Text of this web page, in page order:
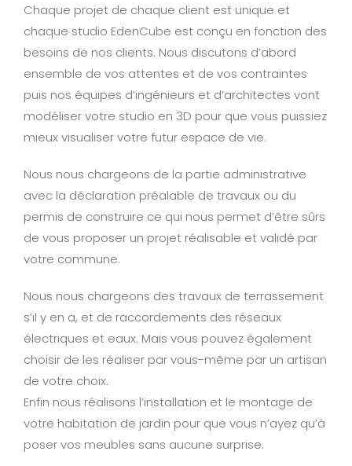
Chaque projet de chaque client est unique et
chaque studio EdenCube est conçu en fonction des
besoins de nos clients. Nous discutons d’abord
ensemble de vos attentes et de vos contraintes
puis nos équipes d’ingénieurs et d’architectes vont
modéliser votre studio en 3D pour que vous puissiez
mieux visualiser votre futur espace de vie.
Nous nous chargeons de la partie administrative
avec la déclaration préalable de travaux ou du
permis de construire ce qui nous permet d’être sûrs
de vous proposer un projet réalisable et validé par
votre commune.
Nous nous chargeons des travaux de terrassement
s’il y en a, et de raccordements des réseaux
électriques et eaux. Mais vous pouvez également
choisir de les réaliser par vous-même par un artisan
de votre choix.
Enfin nous réalisons l’installation et le montage de
votre habitation de jardin pour que vous n’ayez qu’à
poser vos meubles sans aucune surprise.